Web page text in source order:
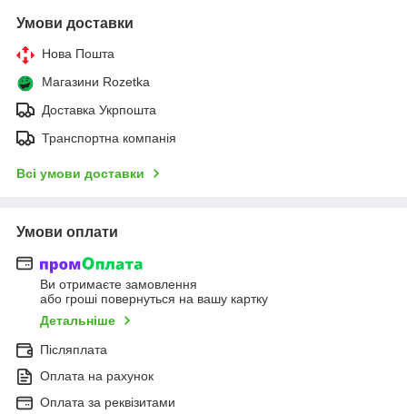
Умови доставки
Нова Пошта
Магазини Rozetka
Доставка Укрпошта
Транспортна компанія
Всі умови доставки
Умови оплати
Ви отримаєте замовлення
або гроші повернуться на вашу картку
Детальніше
Післяплата
Оплата на рахунок
Оплата за реквізитами